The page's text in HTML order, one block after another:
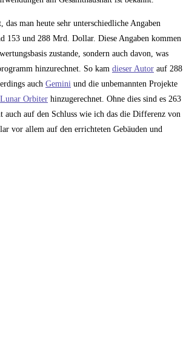
das man heute sehr unterschiedliche Angaben
153 und 288 Mrd. Dollar. Diese Angaben kommen
zustande, sondern auch davon, was
hinzurechnet. So kam dieser Autor auf 288
auch Gemini und die unbemannten Projekte
Lunar Orbiter hinzugerechnet. Ohne dies sind es 263
auf den Schluss wie ich das die Differenz von
vor allem auf den errichteten Gebäuden und